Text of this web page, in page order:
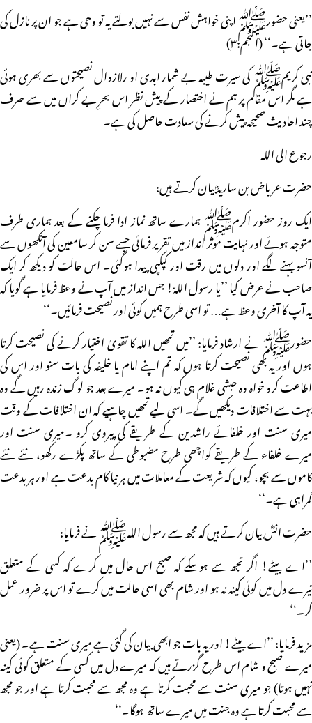
’’یعنی حضورﷺ اپنی خواہش نفس سے نہیں بولتے یہ تو وحی ہے جو ان پر نازل کی
جاتی ہے۔‘‘ (النجم:۳)
نبی کریمﷺ کی سیرت طیبہ بے شمار ابدی او رلازوال نصیحتوں سے بھری ہوئی
ہے مگر اس مقام پر ہم نے اختصار کے پیش نظر اس بحرِ بے کراں میں سے صرف
چند احادیث صحیحہ پیش کرنے کی سعادت حاصل کی ہے۔
رجوع الی اللہ
حضرت عرباض بن ساریہؓ بیان کرتے ہیں:
ایک روز حضور اکرمﷺ ہمارے ساتھ نماز ادا فرما چکنے کے بعد ہماری طرف
متوجہ ہوئے اور نہایت موثر انداز میں تقریر فرمائی جسے سن کر سامعین کی آنکھوں سے
آنسو بہنے لگے اور دلوں میں رقت اور کپکپی پیدا ہوگئی۔ اس حالت کو دیکھ کر ایک
صاحب نے عرض کیا ’’یا رسول اللہؐ! جس انداز میں آپ نے وعظ فرمایا ہے گویا کہ
یہ آپ کا آخری وعظ ہے… تو اسی طرح ہمیں کوئی اور نصیحت فرمائیں۔‘‘
حضورﷺ نے ارشاد فرمایا: ’’میں تمھیں اللہ کا تقویٰ اختیار کرنے کی نصیحت کرتا
ہوں اور یہ بھی نصیحت کرتا ہوں کہ تم اپنے امام یا خلیفہ کی بات سنو اور اس کی
اطاعت کرو خواہ وہ حبشی غلام ہی کیوں نہ ہو۔ میرے بعد جو لوگ زندہ رہیں گے وہ
بہت سے اختلافات دیکھیں گے۔ اسی لیے تمھیں چاہیے کہ ان اختلافات کے وقت
میری سنت اور خلفائے راشدین کے طریقے کی پیروی کرو ۔میری سنت اور
میرے خلفاء کے طریقے کواچھی طرح مضبوطی کے ساتھ پکڑے رکھو، نئے نئے
کاموں سے بچو، کیوں کہ شریعت کے معاملات میں ہر نیا کام بدعت ہے اور ہر بدعت
گمراہی ہے۔‘‘
حضرت انسؓ بیان کرتے ہیں کہ مجھ سے رسول اللہﷺ نے فرمایا:
’’اے بیٹے! اگر تجھ سے ہوسکے کہ صبح اس حال میں کرے کہ کسی کے متعلق
تیرے دل میں کوئی کینہ نہ ہو اور شام بھی اسی حالت میں کرے تو اس پر ضرور عمل
کر۔‘‘
مزید فرمایا: ’’اے بیٹے! اور یہ بات جو ابھی بیان کی گئی ہے میری سنت ہے۔ (یعنی
میرے صبح و شام اس طرح گزرتے ہیں کہ میرے دل میں کسی کے متعلق کوئی کینہ
نہیں ہوتا) جو میری سنت سے محبت کرتا ہے وہ مجھ سے محبت کرتا ہے اور جو مجھ
سے محبت کرتا ہے وہ جنت میں میرے ساتھ ہوگا۔‘‘